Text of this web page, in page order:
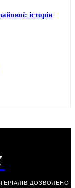
історія
ДОЗВОЛЕНО